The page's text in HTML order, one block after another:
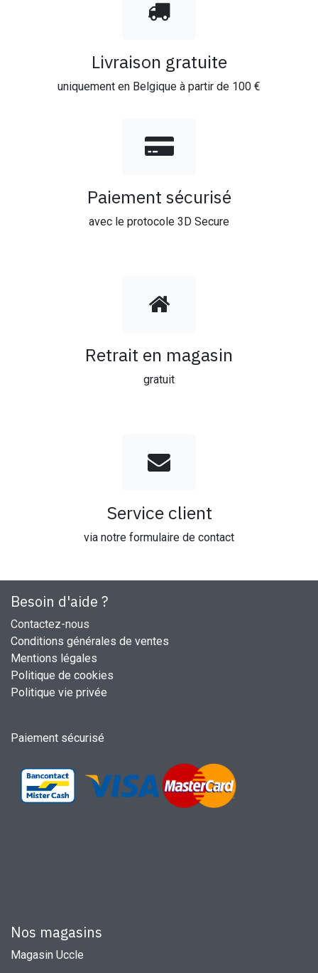
Livraison gratuite
uniquement en Belgique à partir de 100 €
Paiement sécurisé
avec le protocole 3D Secure
Retrait en magasin
gratuit
Service client
via notre formulaire de contact
Besoin d'aide ?
Contactez-nous
Conditions générales de ventes
Mentions légales
Politique de cookies
Politique vie privée
Paiement sécurisé
Nos magasins
Magasin Uccle